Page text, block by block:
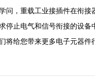
，重载工业接插件在衔
止电气和信号衔接的设备
给您带来更多电子元器件